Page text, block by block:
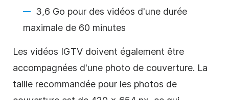
3,6 Go pour des vidéos d'une durée
maximale de 60 minutes
Les vidéos IGTV doivent également être
accompagnées d'une photo de couverture. La
taille recommandée pour les photos de